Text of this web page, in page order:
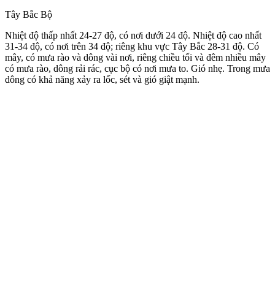
Tây Bắc Bộ
Nhiệt độ thấp nhất 24-27 độ, có nơi dưới 24 độ. Nhiệt độ cao nhất
31-34 độ, có nơi trên 34 độ; riêng khu vực Tây Bắc 28-31 độ. Có
mây, có mưa rào và dông vài nơi, riêng chiều tối và đêm nhiều mây
có mưa rào, dông rải rác, cục bộ có nơi mưa to. Gió nhẹ. Trong mưa
dông có khả năng xảy ra lốc, sét và gió giật mạnh.